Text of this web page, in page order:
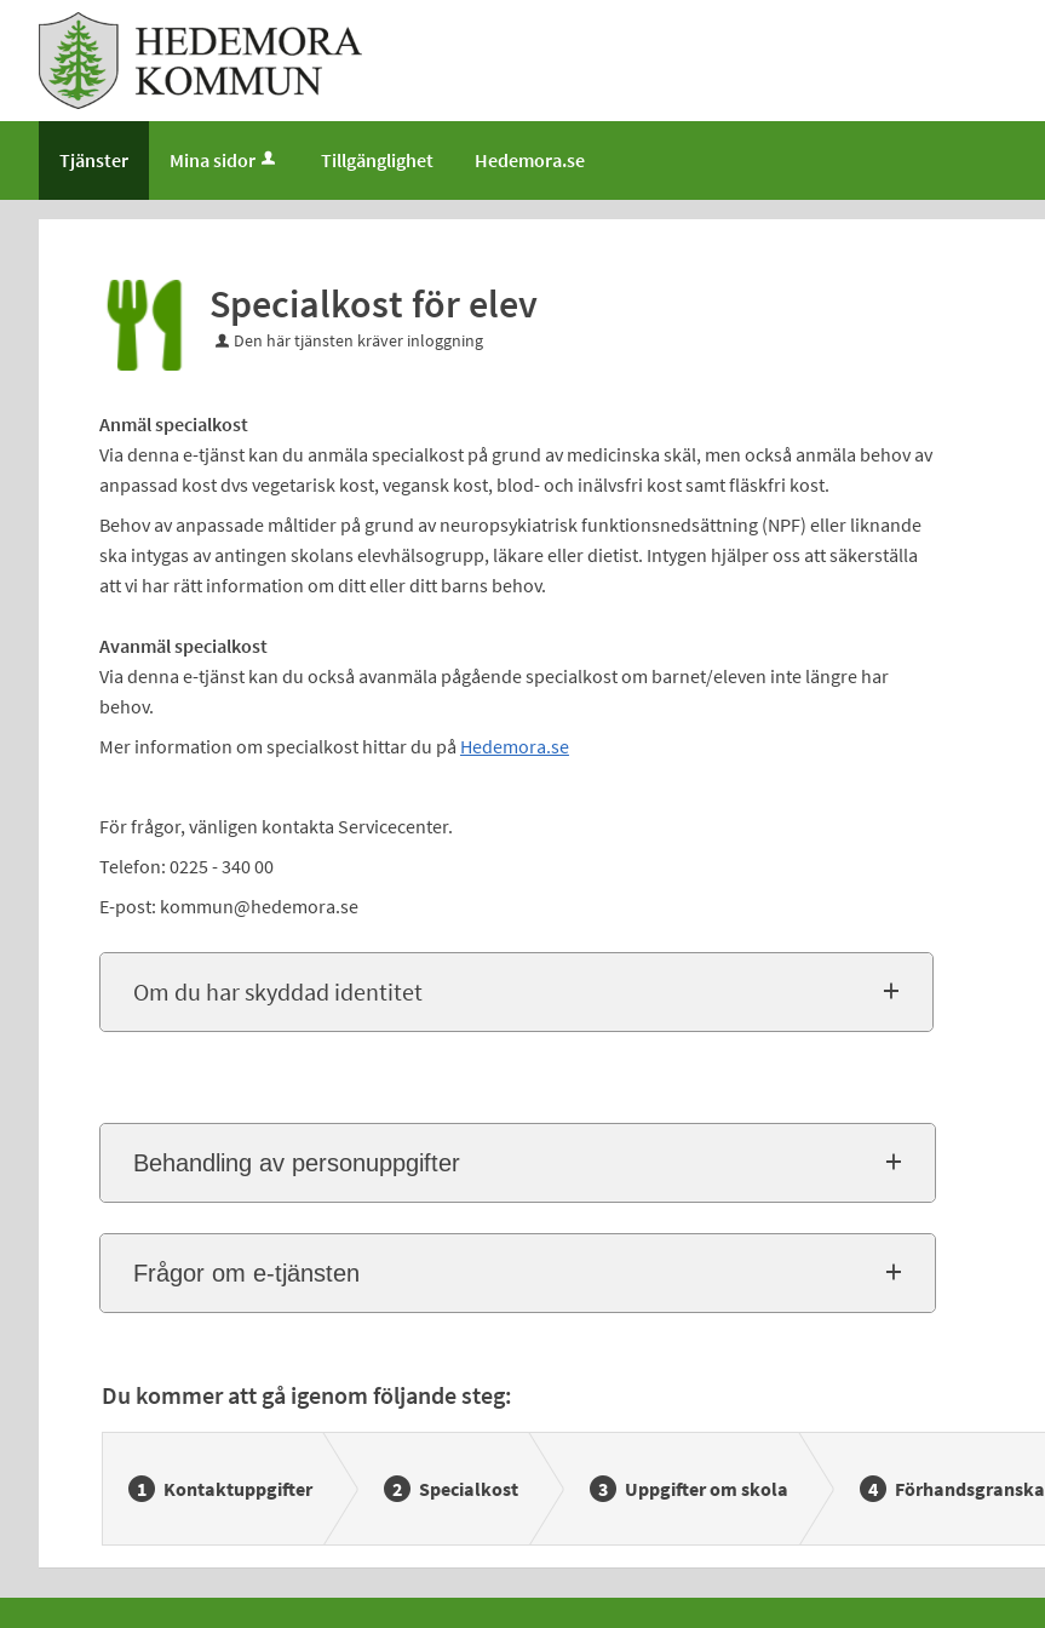
Välkommen
tjänster
kommun
Tjänster Mina sidor Tillgänglighet Hedemora.se
Specialkost för elev
Den här tjänsten kräver inloggning
Anmäl specialkost
Via denna e-tjänst kan du anmäla specialkost på grund av medicinska skäl, men också anmäla behov av
anpassad kost dvs vegetarisk kost, vegansk kost, blod- och inälvsfri kost samt fläskfri kost.
Behov av anpassade måltider på grund av neuropsykiatrisk funktionsnedsättning (NPF) eller liknande
ska intygas av antingen skolans elevhälsogrupp, läkare eller dietist. Intygen hjälper oss att säkerställa
att vi har rätt information om ditt eller ditt barns behov.
Avanmäl specialkost
Via denna e-tjänst kan du också avanmäla pågående specialkost om barnet/eleven inte längre har
behov.
Mer information om specialkost hittar du på Hedemora.se
För frågor, vänligen kontakta Servicecenter.
Telefon: 0225 - 340 00
E-post: kommun@hedemora.se
Om du har skyddad identitet
Behandling av personuppgifter
Frågor om e-tjänsten
Du kommer att gå igenom följande steg:
Kontaktuppgifter Specialkost Uppgifter om skola Förhandsgranska